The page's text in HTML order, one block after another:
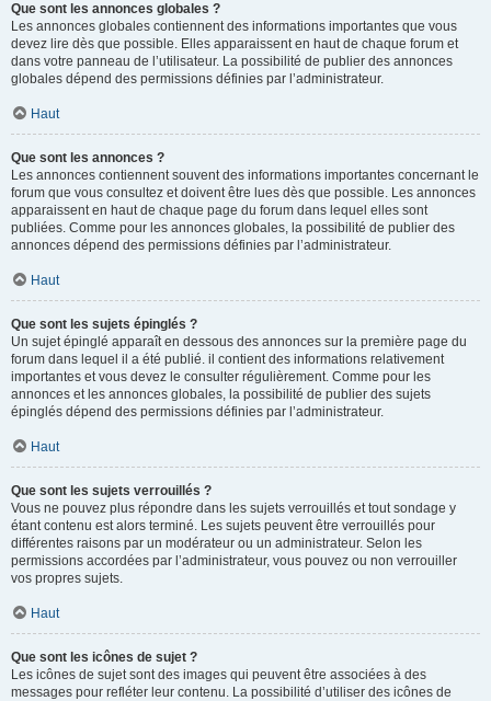
Que sont les annonces globales ?
Les annonces globales contiennent des informations importantes que vous
devez lire dès que possible. Elles apparaissent en haut de chaque forum et
dans votre panneau de l’utilisateur. La possibilité de publier des annonces
globales dépend des permissions définies par l’administrateur.
Haut
Que sont les annonces ?
Les annonces contiennent souvent des informations importantes concernant le
forum que vous consultez et doivent être lues dès que possible. Les annonces
apparaissent en haut de chaque page du forum dans lequel elles sont
publiées. Comme pour les annonces globales, la possibilité de publier des
annonces dépend des permissions définies par l’administrateur.
Haut
Que sont les sujets épinglés ?
Un sujet épinglé apparaît en dessous des annonces sur la première page du
forum dans lequel il a été publié. il contient des informations relativement
importantes et vous devez le consulter régulièrement. Comme pour les
annonces et les annonces globales, la possibilité de publier des sujets
épinglés dépend des permissions définies par l’administrateur.
Haut
Que sont les sujets verrouillés ?
Vous ne pouvez plus répondre dans les sujets verrouillés et tout sondage y
étant contenu est alors terminé. Les sujets peuvent être verrouillés pour
différentes raisons par un modérateur ou un administrateur. Selon les
permissions accordées par l’administrateur, vous pouvez ou non verrouiller
vos propres sujets.
Haut
Que sont les icônes de sujet ?
Les icônes de sujet sont des images qui peuvent être associées à des
messages pour refléter leur contenu. La possibilité d’utiliser des icônes de